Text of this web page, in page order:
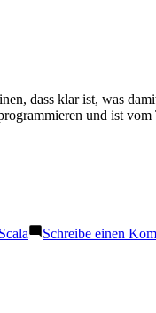
dass klar ist, was
und ist
Scala Schreibe einen